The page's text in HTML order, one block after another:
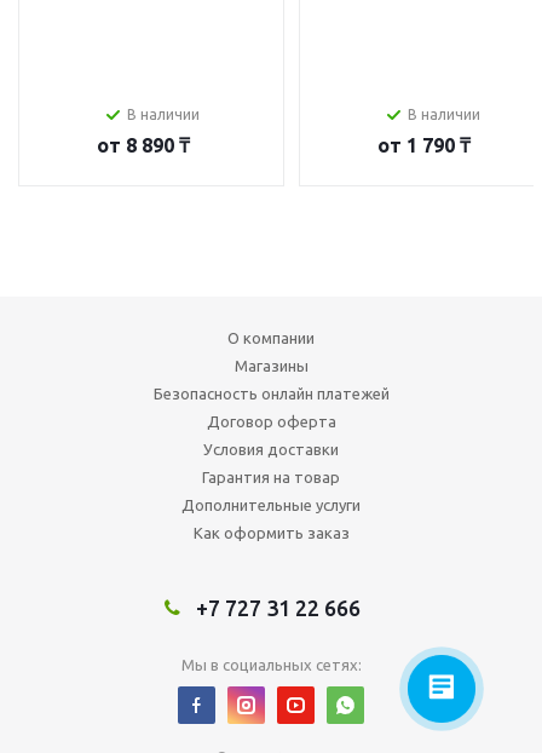
В наличии
от 8 890 ₸
В наличии
от 1 790 ₸
О компании
Магазины
Безопасность онлайн платежей
Договор оферта
Условия доставки
Гарантия на товар
Дополнительные услуги
Как оформить заказ
+7 727 31 22 666
Мы в социальных сетях: